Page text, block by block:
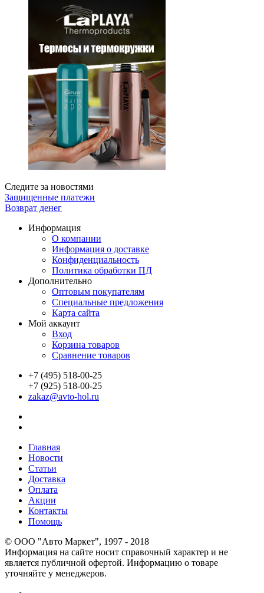
Следите за новостями
Защищенные платежи
Возврат денег
Информация
О компании
Информация о доставке
Конфиденциальность
Политика обработки ПД
Дополнительно
Оптовым покупателям
Специальные предложения
Карта сайта
Мой аккаунт
Вход
Корзина товаров
Сравнение товаров
+7 (495) 518-00-25
+7 (925) 518-00-25
zakaz@avto-hol.ru
Главная
Новости
Статьи
Доставка
Оплата
Акции
Контакты
Помощь
© OOO "Авто Маркет", 1997 - 2018
Информация на сайте носит справочный характер и не
является публичной офертой. Информацию о товаре
уточняйте у менеджеров.